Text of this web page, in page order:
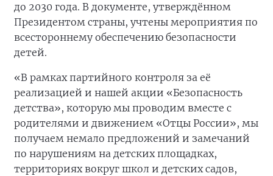
до 2030 года. В документе, утверждённом
Президентом страны, учтены мероприятия по
всестороннему обеспечению безопасности
детей.
«В рамках партийного контроля за её
реализацией и нашей акции «Безопасность
детства», которую мы проводим вместе с
родителями и движением «Отцы России», мы
получаем немало предложений и замечаний
по нарушениям на детских площадках,
территориях вокруг школ и детских садов,